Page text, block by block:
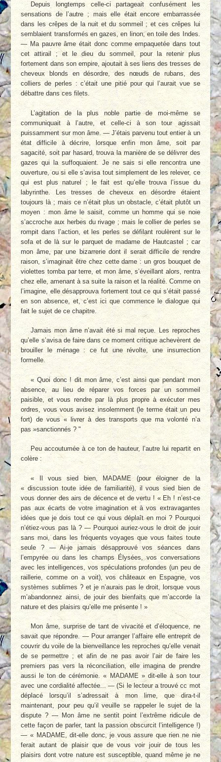
Depuis longtemps celle-ci partageait confusément les
sensations de l’autre ; mais elle était encore embarrassée
dans les crêpes de la nuit et du sommeil ; et ces crêpes lui
semblaient transformés en gazes, en linon, en toile des Indes.
— Ma pauvre âme était donc comme empaquetée dans tout
cet attirail ; et le dieu du sommeil, pour la retenir plus
fortement dans son empire, ajoutait à ses liens des tresses de
cheveux blonds en désordre, des nœuds de rubans, des
colliers de perles : c’était une pitié pour qui l’aurait vue se
débattre dans ces filets.
L’agitation de la plus noble partie de moi-même se
communiquait à l’autre, et celle-ci à son tour agissait
puissamment sur mon âme. — J’étais parvenu tout entier à un
état difficile à décrire, lorsque enfin mon âme, soit par
sagacité, soit par hasard, trouva la manière de se délivrer des
gazes qui la suffoquaient. Je ne sais si elle rencontra une
ouverture, ou si elle s’avisa tout simplement de les relever, ce
qui est plus naturel ; le fait est qu’elle trouva l’issue du
labyrinthe. Les tresses de cheveux en désordre étaient
toujours là ; mais ce n’était plus un obstacle, c’était plutôt un
moyen : mon âme le saisit, comme un homme qui se noie
s’accroche aux herbes du rivage ; mais le collier de perles se
rompit dans l’action, et les perles se défilant roulèrent sur le
sofa et de là sur le parquet de madame de Hautcastel ; car
mon âme, par une bizarrerie dont il serait difficile de rendre
raison, s’imaginait être chez cette dame : un gros bouquet de
violettes tomba par terre, et mon âme, s’éveillant alors, rentra
chez elle, amenant à sa suite la raison et la réalité. Comme on
l’imagine, elle désapprouva fortement tout ce qui s’était passé
en son absence, et, c’est ici que commence le dialogue qui
fait le sujet de ce chapitre.
Jamais mon âme n’avait été si mal reçue. Les reproches
qu’elle s’avisa de faire dans ce moment critique achevèrent de
brouiller le ménage : ce fut une révolte, une insurrection
formelle.
« Quoi donc ! dit mon âme, c’est ainsi que pendant mon
absence, au lieu de réparer vos forces par un sommeil
paisible, et vous rendre par là plus propre à exécuter mes
ordres, vous vous avisez insolemment (le terme était un peu
fort) de vous « livrer à des transports que ma volonté n’a
pas »sanctionnés ? "
Peu accoutumée à ce ton de hauteur, l’autre lui repartit en
colère :
« Il vous sied bien, MADAME (pour éloigner de la
« discussion toute idée de familiarité), il vous sied bien de
vous donner des airs de décence et de vertu ! « Eh ! n’est-ce
pas aux écarts de votre imagination et à vos extravagantes
idées que je dois tout ce qui vous déplaît en moi ? Pourquoi
n’étiez-vous pas là ? — Pourquoi auriez-vous le droit de jouir
sans moi, dans les fréquents voyages que vous faites toute
seule ? — Ai-je jamais désapprouvé vos séances dans
l’empyrée ou dans les champs Élysées, vos conversations
avec les intelligences, vos spéculations profondes (un peu de
raillerie, comme on a voit), vos châteaux en Espagne, vos
systèmes sublimes ? et je n’aurais pas le droit, lorsque vous
m’abandonnez ainsi, de jouir des bienfaits que m’accorde la
nature et des plaisirs qu’elle me présente ! »
Mon âme, surprise de tant de vivacité et d’éloquence, ne
savait que répondre. — Pour arranger l’affaire elle entreprit de
couvrir du voile de la bienveillance les reproches qu’elle venait
de se permettre ; et afin de ne pas avoir l’air de faire les
premiers pas vers la réconciliation, elle imagina de prendre
aussi le ton de cérémonie. « MADAME » dit-elle à son tour
avec une cordialité affectée... — (Si le lecteur a trouvé cc mot
déplacé lorsqu’il s’adressait à mon lime, que dira-t-il
maintenant, pour peu qu’il veuille se rappeler le sujet de la
dispute ? — Mon âme ne sentit point l’extrême ridicule de
cette façon de parler, tant la passion obscurcit l’intelligence !)
— « MADAME, dit-elle donc, je vous assure que rien ne nie
ferait autant de plaisir que de vous voir jouir de tous les
plaisirs dont votre nature est susceptible, quand même je ne